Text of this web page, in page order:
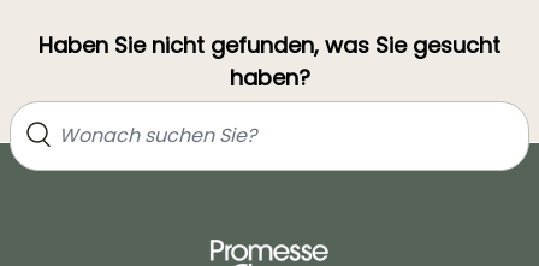
Haben Sie nicht gefunden, was Sie gesucht
haben?